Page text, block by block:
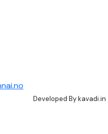
Developed Bykavadi.in